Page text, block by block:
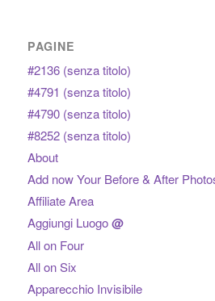
PAGINE
#2136 (senza titolo)
#4791 (senza titolo)
#4790 (senza titolo)
#8252 (senza titolo)
About
Add now Your Before & After
Affiliate Area
Aggiungi Luogo@
All on Four
All on Six
Apparecchio Invisibile